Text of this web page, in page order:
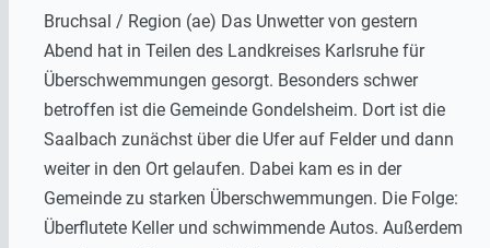
Bruchsal / Region (ae) Das Unwetter von gestern
Abend hat in Teilen des Landkreises Karlsruhe für
Überschwemmungen gesorgt. Besonders schwer
betroffen ist die Gemeinde Gondelsheim. Dort ist die
Saalbach zunächst über die Ufer auf Felder und dann
weiter in den Ort gelaufen. Dabei kam es in der
Gemeinde zu starken Überschwemmungen. Die Folge:
Überflutete Keller und schwimmende Autos. Außerdem